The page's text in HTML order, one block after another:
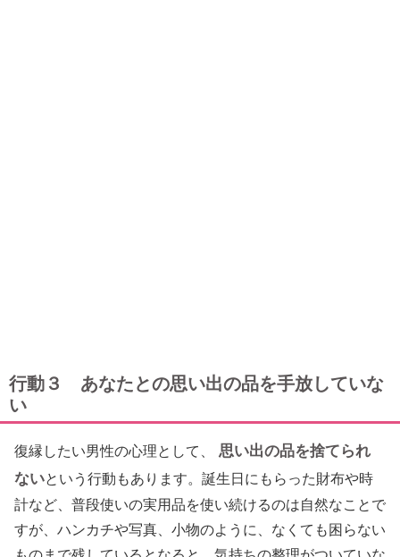
行動３ あなたとの思い出の品を手放していな
い
復縁したい男性の心理として、
思い出の品を捨てられ
ないという行動もあります。誕生日にもらった財布や時
計など、普段使いの実用品を使い続けるのは自然なことで
すが、ハンカチや写真、小物のように、なくても困らない